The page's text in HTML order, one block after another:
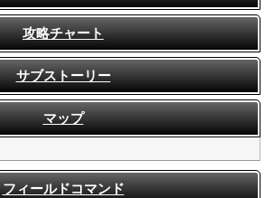
攻略チャート
サブストーリー
マップ
フィールドコマンド